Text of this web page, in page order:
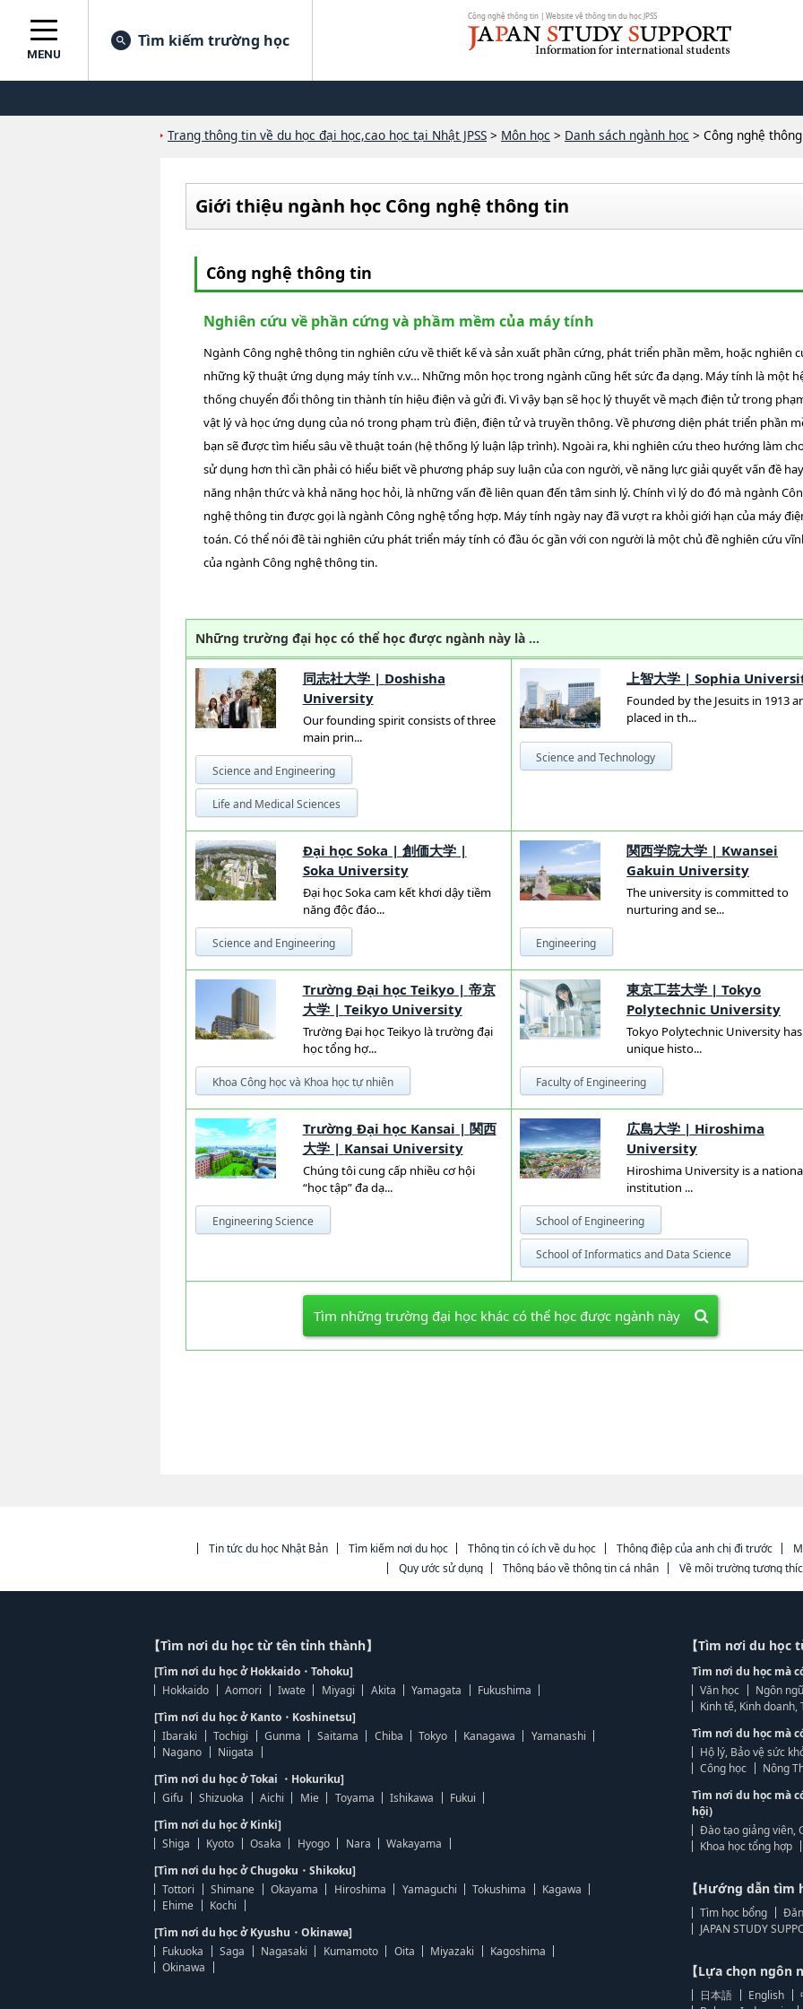
Công nghệ thông tin | Website về thông tin du học JPSS
MENU
Tìm kiếm trường học
Trang thông tin về du học đại học,cao học tại Nhật JPSS > Môn học > Danh sách ngành học > Công nghệ
Giới thiệu ngành học Công nghệ thông tin
Công nghệ thông tin
Nghiên cứu về phần cứng và phầm mềm của máy tính
Ngành Công nghệ thông tin nghiên cứu về thiết kế và sản xuất phần cứng, phát triển phần mềm, hoặc nghiên
những kỹ thuật ứng dụng máy tính v.v… Những môn học trong ngành cũng hết sức đa dạng. Máy tính là một
thống chuyển đổi thông tin thành tín hiệu điện và gửi đi. Vì vậy bạn sẽ học lý thuyết về mạch điện tử trong
vật lý và học ứng dụng của nó trong phạm trù điện, điện tử và truyền thông. Về phương diện phát triển phần
bạn sẽ được tìm hiểu sâu về thuật toán (hệ thống lý luận lập trình). Ngoài ra, khi nghiên cứu theo hướng làm
sử dụng hơn thì cần phải có hiểu biết về phương pháp suy luận của con người, về năng lực giải quyết vấn đề
năng nhận thức và khả năng học hỏi, là những vấn đề liên quan đến tâm sinh lý. Chính vì lý do đó mà ngành
nghệ thông tin được gọi là ngành Công nghệ tổng hợp. Máy tính ngày nay đã vượt ra khỏi giới hạn của máy
toán. Có thể nói đề tài nghiên cứu phát triển máy tính có đầu óc gần với con người là một chủ đề nghiên cứu
của ngành Công nghệ thông tin.
Những trường đại học có thể học được ngành này là …
同志社大学| Doshisha
University
Our founding spirit consists of three
main prin...
Science and Engineering
Life and Medical Sciences
上智大学 |Sophia
Founded by the Jesuits in 1913
placed in th...
Science and Technology
Đại học Soka | 創価大学|
Soka University
Đại học Soka cam kết khơi dậy tiềm
năng độc đáo...
Science and Engineering
関西学院大学 | Kwansei
Gakuin University
The university is committed to
nurturing and se...
Engineering
Trường Đại học Teikyo| 帝京
大学| Teikyo University
Trường Đại học Teikyo là trường đại
học tổng hợ...
Khoa Công học và Khoa học tự nhiên
東京工芸大学 |Tokyo
Polytechnic University
Tokyo Polytechnic University
unique histo...
Faculty of Engineering
Trường Đại học Kansai | 関西
大学| Kansai University
Chúng tôi cung cấp nhiều cơ hội
“học tập” đa dạ...
Engineering Science
広島大学 | Hiroshima
University
Hiroshima University is a
institution ...
School of Engineering
School of Informatics and Data Science
Tìm những trường đại học khác có thể học được ngành này
Tin tức du học Nhật Bản Tìm kiếm nơi du học Thông tin có ích về du học Thông điệp của anh chị đi trước
Quy ước sử dụng
Thông báo về thông tin cá nhân Về môi trường tương
【Tìm nơi du học từ tên tỉnh thành】
[Tìm nơi du học ở Hokkaido・Tohoku]
Hokkaido
Aomori Iwate Miyagi Akita Yamagata
Fukushima
[Tìm nơi du học ở Kanto・Koshinetsu]
Ibaraki
Tochigi Gunma Saitama Chiba Tokyo Kanagawa
Yamanashi
Nagano
Niigata
[Tìm nơi du học ở Tokai ・Hokuriku]
Gifu
Shizuoka Aichi Mie Toyama Ishikawa
Fukui
[Tìm nơi du học ở Kinki]
Shiga
Kyoto Osaka Hyogo Nara
Wakayama
[Tìm nơi du học ở Chugoku・Shikoku]
Tottori
Shimane Okayama Hiroshima Yamaguchi Tokushima
Kagawa
Ehime
Kochi
[Tìm nơi du học ở Kyushu・Okinawa]
Fukuoka
Saga Nagasaki Kumamoto Oita Miyazaki
Kagoshima
Okinawa
【Tìm nơi du học
Tìm nơi du học mà
Văn học
Ngôn
Kinh tế, Kinh
Tìm nơi du học mà
Hộ lý, Bảo vệ sức
Công học
Nông
Tìm nơi du học mà
hội)
Đào tạo giảng viên,
Khoa học tổng hợp
【Hướng dẫn tìm
Tìm học bổng
JAPAN STUDY
【Lựa chọn ngôn
日本語 English